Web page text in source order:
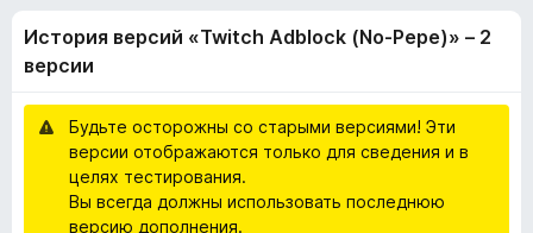
е
а
F
i
r
в
е
р
8
5
История версий «Twitch Adblock (No-Pepe)» – 2
версии
Будьте осторожны со старыми версиями! Эти
версии отображаются только для сведения и в
целях тестирования.
Вы всегда должны использовать последнюю
версию дополнения.